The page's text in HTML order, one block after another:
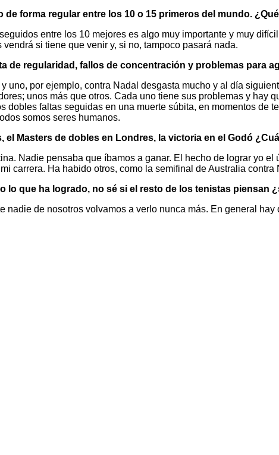
forma regular entre los 10 o 15 primeros del mundo.
entre los 10 mejores es algo muy importante y muy
si tiene que venir y, si no, tampoco pasará nada.
de regularidad, fallos de concentración y problemas para
uno, por ejemplo, contra Nadal desgasta mucho y al día
unos más que otros. Cada uno tiene sus problemas y hay
dobles faltas seguidas en una muerte súbita, en momentos de
somos seres humanos.
Masters de dobles en Londres, la victoria en el Godó
Nadie pensaba que íbamos a ganar. El hecho de lograr yo el
carrera. Ha habido otros, como la semifinal de Australia
que ha logrado, no sé si el resto de los tenistas piensan
nadie de nosotros volvamos a verlo nunca más. En general